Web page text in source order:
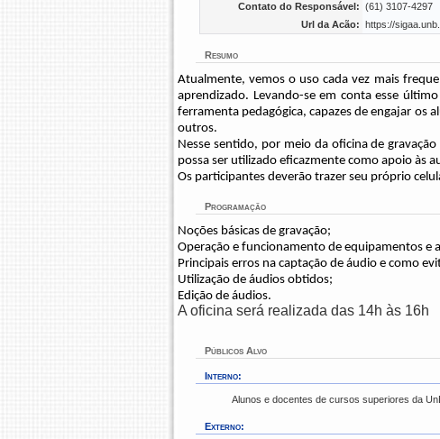
Contato do Responsável: (61) 3107-4297
Url da Acão: https://
Resumo
Atualmente, vemoso uso cada vez mais
aprendizado. Levando-se em conta esse
ferramenta pedagógica, capazes de engajar os
outros.
Nesse sentido, por meio da oficina de
possa ser utilizado eficazmente como apoio às
Os participantes deverão trazer seu próprio
Programação
Noções básicas de gravação;
Operação e funcionamento de equipamentos e
Principais erros na captação de áudio e como
Utilização de áudios obtidos;
Edição de áudios.
A oficina será realizada das 14h às 16h
Públicos Alvo
Interno:
Alunos e docentes de cursos superiores da
Externo: